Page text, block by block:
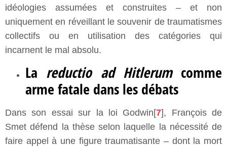
idéologies assumées et construites – et non
uniquement en réveillant le souvenir de traumatismes
collectifs ou en utilisation des catégories qui
incarnent le mal absolu.
La reductio ad Hitlerumcomme
arme fatale dans les débats
Dans son essai sur la loi Godwin[7], François de
Smet défend la thèse selon laquelle la nécessité de
faire appel à une figure traumatisante – dont la mort